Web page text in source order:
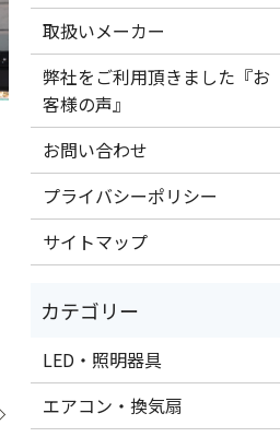
取扱いメーカー
弊社をご利用頂きました『お
客様の声』
お問い合わせ
プライバシーポリシー
サイトマップ
LED・照明器具
エアコン・換気扇